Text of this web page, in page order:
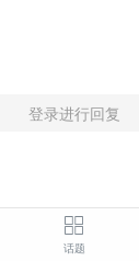
登录进行回复
话题